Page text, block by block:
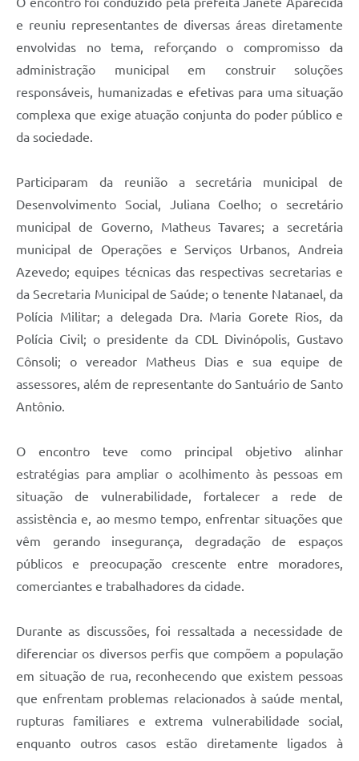
e reuniu representantes de diversas áreas diretamente
envolvidas no tema, reforçando o compromisso da
administração municipal em construir soluções
responsáveis, humanizadas e efetivas para uma situação
complexa que exige atuação conjunta do poder público e
da sociedade.
Participaram da reunião a secretária municipal de
Desenvolvimento Social, Juliana Coelho; o secretário
municipal de Governo, Matheus Tavares; a secretária
municipal de Operações e Serviços Urbanos, Andreia
Azevedo; equipes técnicas das respectivas secretarias e
da Secretaria Municipal de Saúde; o tenente Natanael, da
Polícia Militar; a delegada Dra. Maria Gorete Rios, da
Polícia Civil; o presidente da CDL Divinópolis, Gustavo
Cônsoli; o vereador Matheus Dias e sua equipe de
assessores, além de representante do Santuário de Santo
Antônio.
O encontro teve como principal objetivo alinhar
estratégias para ampliar o acolhimento às pessoas em
situação de vulnerabilidade, fortalecer a rede de
assistência e, ao mesmo tempo, enfrentar situações que
vêm gerando insegurança, degradação de espaços
públicos e preocupação crescente entre moradores,
comerciantes e trabalhadores da cidade.
Durante as discussões, foi ressaltada a necessidade de
diferenciar os diversos perfis que compõem a população
em situação de rua, reconhecendo que existem pessoas
que enfrentam problemas relacionados à saúde mental,
rupturas familiares e extrema vulnerabilidade social,
enquanto outros casos estão diretamente ligados à